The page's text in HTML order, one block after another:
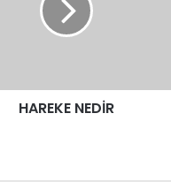
HAREKE NEDİR